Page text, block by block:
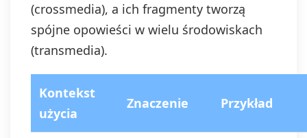
(crossmedia), a ich fragmenty tworzą
spójne opowieści w wielu środowiskach
(transmedia).
Kontekst
użycia
Znaczenie Przykład